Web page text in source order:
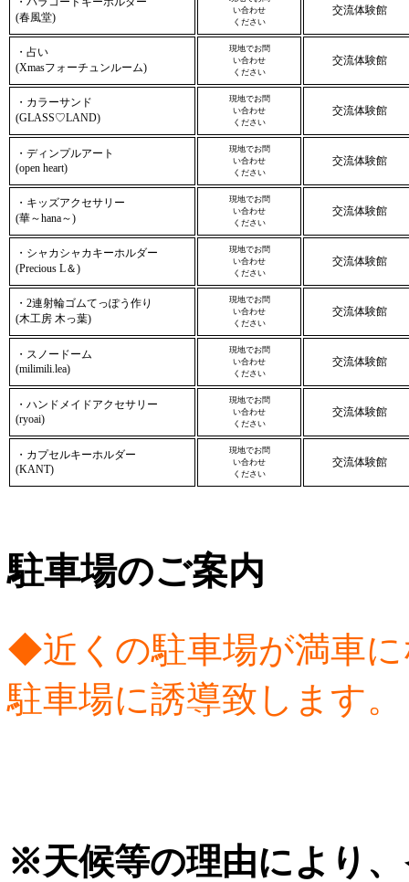
(春風堂)
い合わせ
ください
交流体験館
・占い
(Xmasフォーチュンルーム)
現地でお問
い合わせ
ください
交流体験館
・カラーサンド
(GLASS♡LAND)
現地でお問
い合わせ
ください
交流体験館
・ディンプルアート
(open heart)
現地でお問
い合わせ
ください
交流体験館
・キッズアクセサリー
(華～hana～)
現地でお問
い合わせ
ください
交流体験館
・シャカシャカキーホルダー
(Precious L＆)
現地でお問
い合わせ
ください
交流体験館
・2連射輪ゴムてっぽう作り
(木工房 木っ葉)
現地でお問
い合わせ
ください
交流体験館
・スノードーム
(milimili.lea)
現地でお問
い合わせ
ください
交流体験館
・ハンドメイドアクセサリー
(ryoai)
現地でお問
い合わせ
ください
交流体験館
・カプセルキーホルダー
(KANT)
現地でお問
い合わせ
ください
交流体験館
駐車場のご案内
◆近くの駐車場が満車
駐車場に誘導致します。
※天候等の理由により